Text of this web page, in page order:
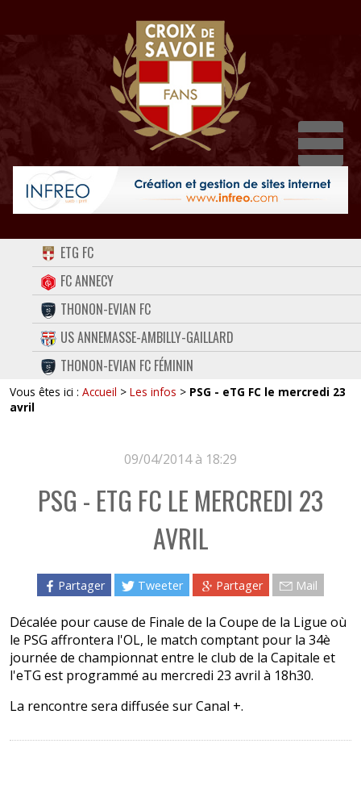
ACCUEIL
FORUM
CONTACT
FACEBOOK
TWITTER
INSTAGRAM
ETG FC
FC ANNECY
THONON-EVIAN FC
US ANNEMASSE-AMBILLY-GAILLARD
THONON-EVIAN FC FÉMININ
Vous êtes ici : Accueil > Les infos > PSG - eTG FC le mercredi 23
avril
09/04/2014 à 18:29
PSG - ETG FC LE MERCREDI 23
AVRIL
Partager Tweeter Partager Mail
Décalée pour cause de Finale de la Coupe de la Ligue où
le PSG affrontera l'OL, le match comptant pour la 34è
journée de championnat entre le club de la Capitale et
l'eTG est programmé au mercredi 23 avril à 18h30.
La rencontre sera diffusée sur Canal +.